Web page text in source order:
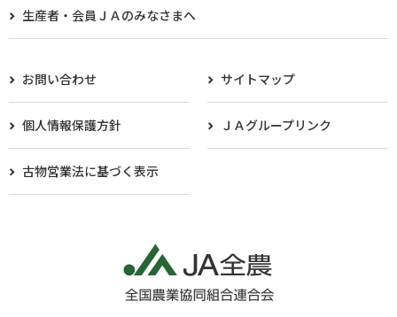
生産者・会員ＪＡのみなさまへ​
お問い合わせ サイトマップ
個人情報保護方針 ＪＡグループリンク
古物営業法に基づく表示